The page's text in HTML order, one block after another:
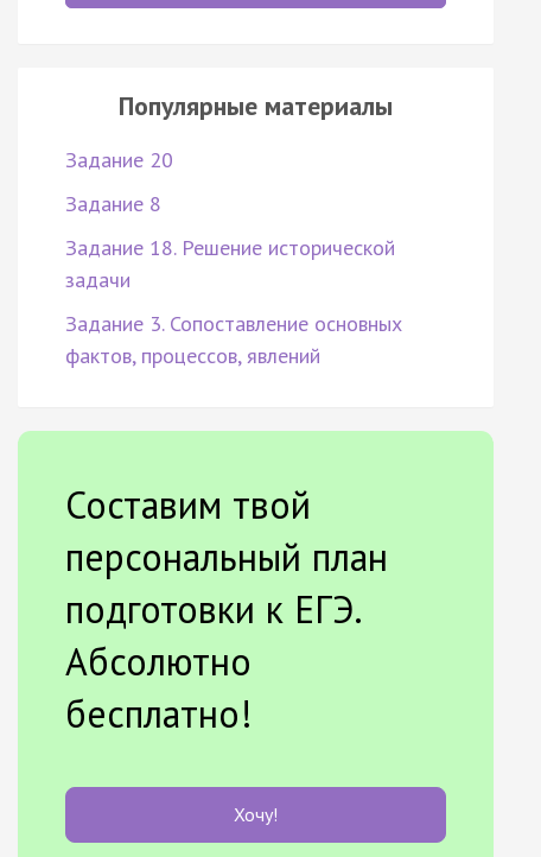
Популярные материалы
Задание 20
Задание 8
Задание 18. Решение исторической
задачи
Задание 3. Сопоставление основных
фактов, процессов, явлений
Составим твой
персональный план
подготовки к ЕГЭ.
Абсолютно
бесплатно!
Хочу!